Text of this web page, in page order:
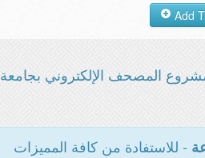
المصحف الإلكتروني بجامعة
- للاستفادة من كافة المميزات